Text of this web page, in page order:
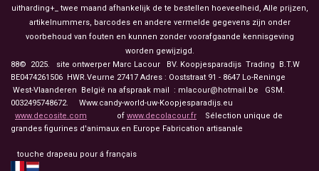
uitharding+_ twee maand afhankelijk de te bestellen hoeveelheid, Alle prijzen,
artikelnummers, barcodes en andere vermelde gegevens zijn onder
voorbehoud van fouten en kunnen zonder voorafgaande kennisgeving
worden gewijzigd.
88© 2025. site ontwerper Marc Lacour BV. Koopjesparadijs Trading
B.T.W
BE0474261506 HWR.Veurne 27417 Adres : Ooststraat 91 - 8647 Lo-Reninge
West-Vlaanderen België na afspraak mail : mlacour@hotmail.be GSM.
0032495748672. Www.candy-world-uw-Koopjesparadijs.eu
www.decosite.com of www.decolacour.fr Sélection unique de
grandes figurines d'animaux en Europe Fabrication artisanale
touche drapeau pour á français